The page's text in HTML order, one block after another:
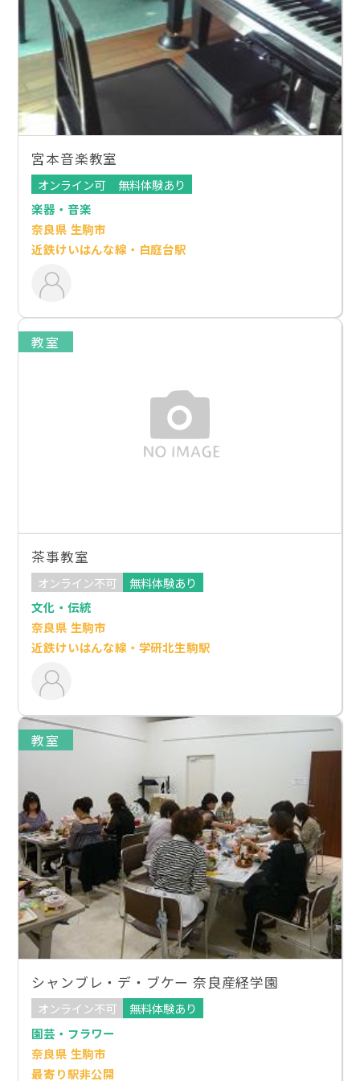
宮本音楽教室
オンライン可
無料体験あり
楽器・音楽
奈良県 生駒市
近鉄けいはんな線・白庭台駅
教室
茶事教室
オンライン不可
無料体験あり
文化・伝統
奈良県 生駒市
近鉄けいはんな線・学研北生駒駅
教室
シャンブレ・デ・ブケー 奈良産経学園
オンライン不可
無料体験あり
園芸・フラワー
奈良県 生駒市
最寄り駅非公開